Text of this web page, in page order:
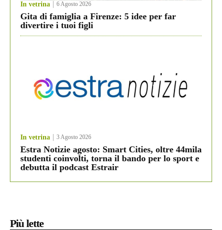
In vetrina 6 Agosto 2026
Gita di famiglia a Firenze: 5 idee per far
divertire i tuoi figli
In vetrina 3 Agosto 2026
Estra Notizie agosto: Smart Cities, oltre 44mila
studenti coinvolti, torna il bando per lo sport e
debutta il podcast Estrair
Più lette